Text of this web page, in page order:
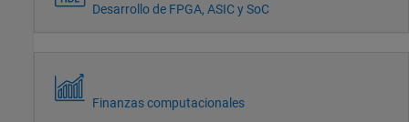
Desarrollo de FPGA, ASIC y SoC
Finanzas computacionales